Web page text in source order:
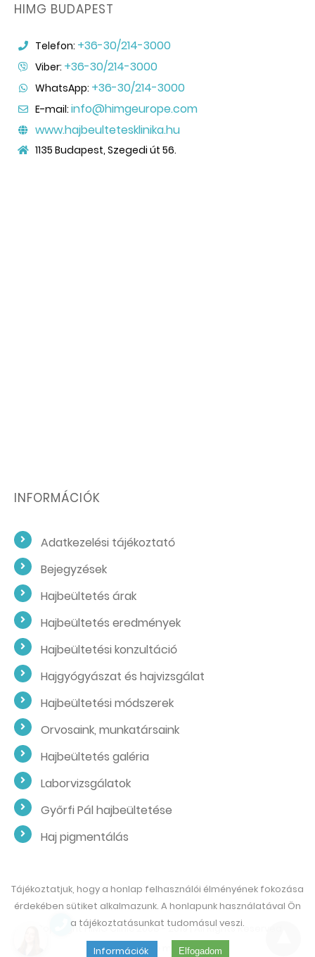
HIMG BUDAPEST
Telefon: +36-30/214-3000
Viber: +36-30/214-3000
WhatsApp: +36-30/214-3000
E-mail: info@himgeurope.com
www.hajbeultetesklinika.hu
1135 Budapest, Szegedi út 56.
INFORMÁCIÓK
Adatkezelési tájékoztató
Bejegyzések
Hajbeültetés árak
Hajbeültetés eredmények
Hajbeültetési konzultáció
Hajgyógyászat és hajvizsgálat
Hajbeültetési módszerek
Orvosaink, munkatársaink
Hajbeültetés galéria
Laborvizsgálatok
Győrfi Pál hajbeültetése
Haj pigmentálás
© Copyright HIMG Clinic 2008 - 2019 | All Rights Reserved
Non-AMP Verzió megtekintése
Tájékoztatjuk, hogy a honlap felhasználói élményének fokozása
érdekében sütiket alkalmazunk. A honlapunk használatával Ön
a tájékoztatásunkat tudomásul veszi.
Információk Elfogadom